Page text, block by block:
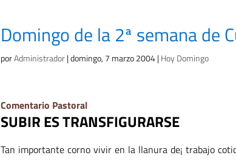
Domingo de la 2ª semana
porAdministrador|domingo, 7 marzo 2004|Hoy Domingo
Comentario Pastoral
SUBIR ES TRANSFIGURARSE
Tan importante corno vivir en la llanura de¡ trabajo